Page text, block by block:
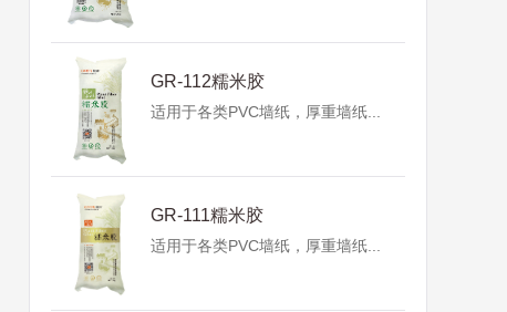
GR-112糯米胶
适用于各类PVC墙纸，厚重墙纸...
GR-111糯米胶
适用于各类PVC墙纸，厚重墙纸...